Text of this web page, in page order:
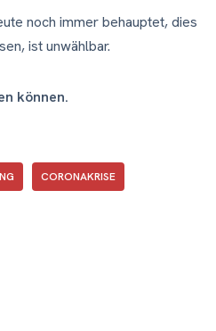
noch immer behauptet, dies
ist unwählbar.
können.
CORONAKRISE